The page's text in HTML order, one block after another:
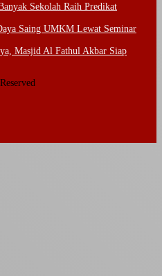
Sekolah Raih Predikat
Saing UMKM Lewat Seminar
Masjid Al Fathul Akbar Siap